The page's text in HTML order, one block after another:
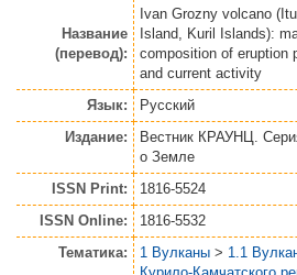
Название
(перевод):
Ivan Grozny volcano
Island, Kuril Islands):
composition of eruption
and current activity
Язык:
Русский
Издание:
Вестник КРАУНЦ.
о Земле
ISSN Print:
1816-5524
ISSN Online:
1816-5532
Тематика:
1 Вулканы > 1.1
Курило-Камчатского